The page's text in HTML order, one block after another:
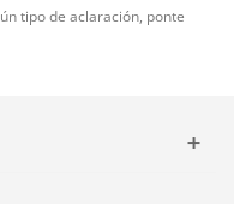
tipo de aclaración, ponte